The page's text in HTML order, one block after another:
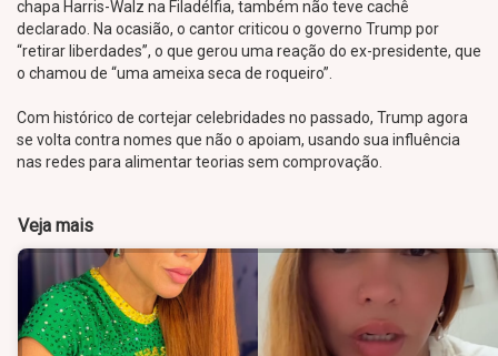
chapa Harris-Walz na Filadélfia, também não teve cachê
declarado. Na ocasião, o cantor criticou o governo Trump por
“retirar liberdades”, o que gerou uma reação do ex-presidente, que
o chamou de “uma ameixa seca de roqueiro”.
Com histórico de cortejar celebridades no passado, Trump agora
se volta contra nomes que não o apoiam, usando sua influência
nas redes para alimentar teorias sem comprovação.
Veja mais